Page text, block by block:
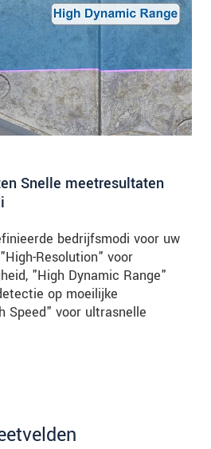
Snelle meetresultaten
bedrijfsmodi voor uw
Resolution" voor
"High Dynamic Range"
op moeilijke
Speed" voor ultrasnelle